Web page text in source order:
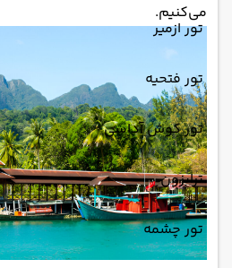
تور ازمیر
تور فتحیه
تور کوش آداسی
ترابزون
تور چشمه
می‌کنیم.